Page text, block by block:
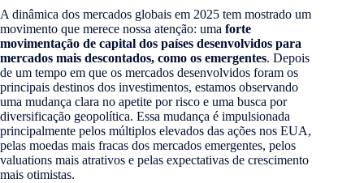
A dinâmica dos mercados globais em 2025 tem mostrado um
movimento que merece nossa atenção: uma forte
movimentação de capital dos países desenvolvidos para
mercados mais descontados, como os emergentes. Depois
de um tempo em que os mercados desenvolvidos foram os
principais destinos dos investimentos, estamos observando
uma mudança clara no apetite por risco e uma busca por
diversificação geopolítica. Essa mudança é impulsionada
principalmente pelos múltiplos elevados das ações nos EUA,
pelas moedas mais fracas dos mercados emergentes, pelos
valuations mais atrativos e pelas expectativas de crescimento
mais otimistas.